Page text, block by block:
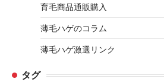
育毛商品通販購入
薄毛ハゲのコラム
薄毛ハゲ激選リンク
タグ